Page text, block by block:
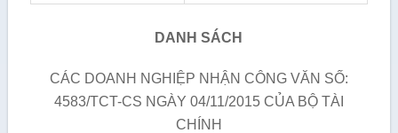
DANH SÁCH
CÁC DOANH NGHIỆP NHẬN CÔNG VĂN SỐ:
4583/TCT-CS NGÀY 04/11/2015 CỦA BỘ TÀI
CHÍNH